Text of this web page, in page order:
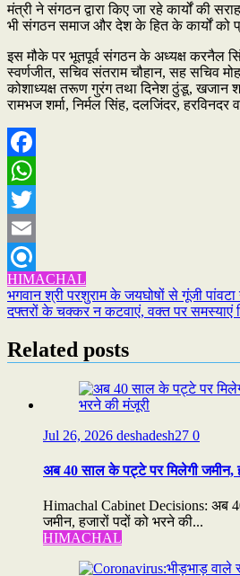
मंत्री ने संगठन द्वारा किए जा रहे कार्यों की
भी संगठन समाज और देश के हित के कार्यों को
इस मौके पर भूतपूर्व संगठन के अध्यक्ष करनैल
स्वर्णजीत, सचिव संतराम चौहान, सह सचिव
कोशाध्यक्ष तरूण गुरंग तथा दिनेश ठुंडू, खजान
रामभज शर्मा, निर्मल सिंह, दलजिंदर, हरविनदर
Facebook
WhatsApp
Twitter
Email
Refind
HIMACHAL
Post
navigation
भगवान श्री परशुराम के जयघोषों से गूंजी पांवटा
दफ्तरों के चक्कर न कटवाएं, वक्त पर समस्याएं
Related posts
Jul 26, 2026 deshadesh27 0
अब 40 साल के पट्टे पर मिलेगी जमीन,
Himachal Cabinet Decisions: अब
जमीन, हजारों पदों को भरने की...
HIMACHAL